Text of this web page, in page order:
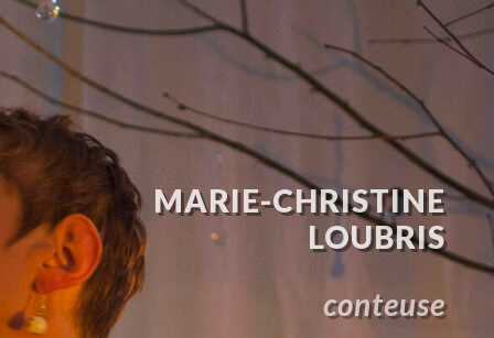
MARIE-CHRISTINE
LOUBRIS
conteuse